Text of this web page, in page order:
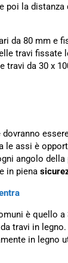
poi la
da 80 mm e
travi fissate
travi da 30 x
dovranno
le assi è
angolo
in piena
è quello
travi in
in legno